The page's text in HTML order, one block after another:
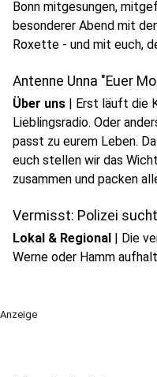
Bonn mitgesungen,
besonderer Abend mit
Roxette - und mit euch,
Antenne Unna "Euer
Über uns | Erst läuft die
Lieblingsradio. Oder
passt zu eurem Leben.
euch stellen wir das
zusammen und packen
Vermisst: Polizei
Lokal & Regional | Die
Werne oder Hamm
Anzeige